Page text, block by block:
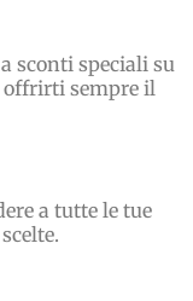
sconti speciali su
sempre il
a tutte le tue